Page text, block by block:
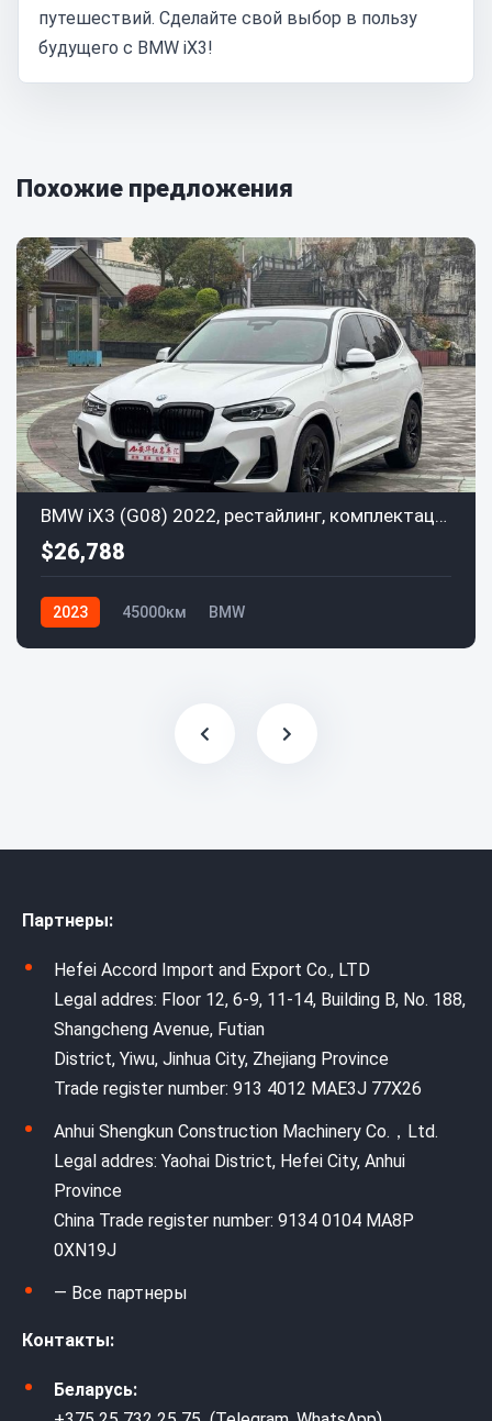
путешествий. Сделайте свой выбор в пользу
будущего с BMW iX3!
Похожие предложения
BMW iX3 (G08) 2022, рестайлинг, комплектация Leading
$26,788
2023 45000км BMW
Партнеры:
Hefei Accord Import and Export Co., LTD
Legal addres: Floor 12, 6-9, 11-14, Building B, No. 188,
Shangcheng Avenue, Futian
District, Yiwu, Jinhua City, Zhejiang Province
Trade register number: 913 4012 MAE3J 77X26
Anhui Shengkun Construction Machinery Co.，Ltd.
Legal addres: Yaohai District, Hefei City, Anhui
Province
China Trade register number: 9134 0104 MA8P
0XN19J
— Все партнеры
Контакты:
Беларусь: